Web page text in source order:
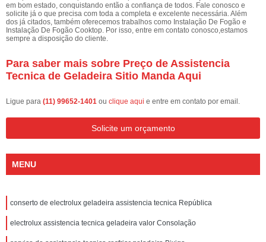
em bom estado, conquistando então a confiança de todos. Fale conosco e
solicite já o que precisa com toda a completa e excelente necessária. Além
dos já citados, também oferecemos trabalhos como Instalação De Fogão e
Instalação De Fogão Cooktop. Por isso, entre em contato conosco,estamos
sempre a disposição do cliente.
Para saber mais sobre Preço de Assistencia
Tecnica de Geladeira Sitio Manda Aqui
Ligue para (11) 99652-1401 ou clique aqui e entre em contato por email.
Solicite um orçamento
MENU
conserto de electrolux geladeira assistencia tecnica República
electrolux assistencia tecnica geladeira valor Consolação